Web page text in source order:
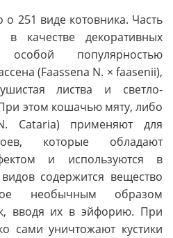
о 251 виде котовника. Часть
в качестве декоративных
популярностью
(Faassena N. × faasenii),
листва и светло-
этом кошачью мяту, либо
Cataria) применяют для
которые обладают
и используются в
содержится вещество
необычным образом
вводя их в эйфорию. При
сами уничтожают кустики